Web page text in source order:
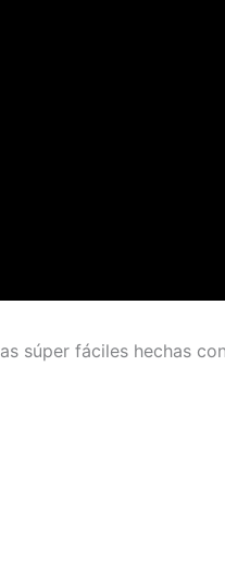
súper fáciles hechas